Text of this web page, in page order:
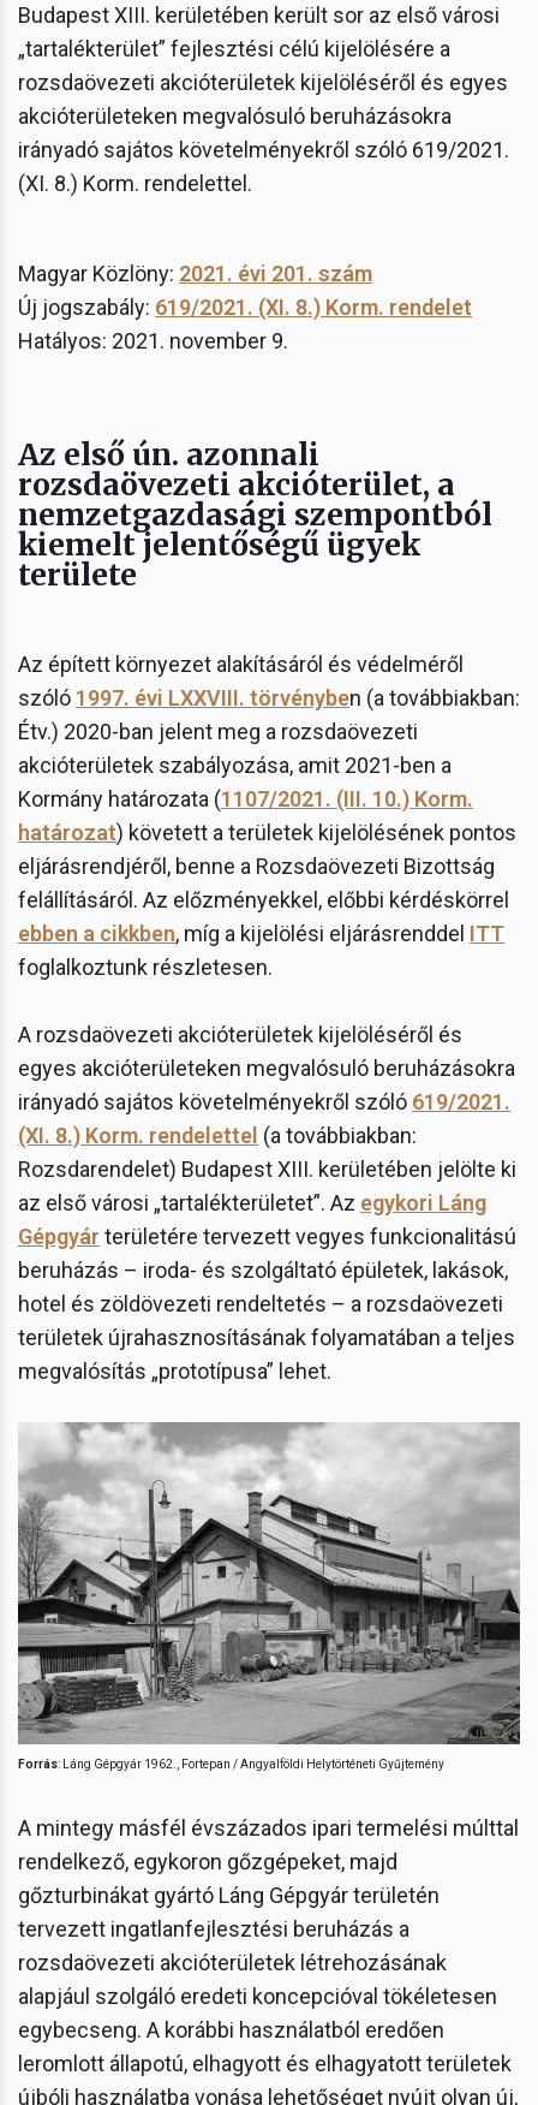
Budapest XIII. kerületében került sor az első városi
„tartalékterület” fejlesztési célú kijelölésére a
rozsdaövezeti akcióterületek kijelöléséről és egyes
akcióterületeken megvalósuló beruházásokra
irányadó sajátos követelményekről szóló 619/2021.
(XI. 8.) Korm. rendelettel.
Magyar Közlöny: 2021. évi 201. szám
Új jogszabály: 619/2021. (XI. 8.) Korm. rendelet
Hatályos: 2021. november 9.
Az első ún. azonnali
rozsdaövezeti akcióterület, a
nemzetgazdasági szempontból
kiemelt jelentőségű ügyek
területe
Az épített környezet alakításáról és védelméről
szóló 1997. évi LXXVIII. törvényben (a továbbiakban:
Étv.) 2020-ban jelent meg a rozsdaövezeti
akcióterületek szabályozása, amit 2021-ben a
Kormány határozata (1107/2021. (III. 10.) Korm.
határozat) követett a területek kijelölésének pontos
eljárásrendjéről, benne a Rozsdaövezeti Bizottság
felállításáról. Az előzményekkel, előbbi kérdéskörrel
ebben a cikkben, míg a kijelölési eljárásrenddel ITT
foglalkoztunk részletesen.
A rozsdaövezeti akcióterületek kijelöléséről és
egyes akcióterületeken megvalósuló beruházásokra
irányadó sajátos követelményekről szóló 619/2021.
(XI. 8.) Korm. rendelettel (a továbbiakban:
Rozsdarendelet) Budapest XIII. kerületében jelölte ki
az első városi „tartalékterületet”. Az egykori Láng
Gépgyár területére tervezett vegyes funkcionalitású
beruházás – iroda- és szolgáltató épületek, lakások,
hotel és zöldövezeti rendeltetés – a rozsdaövezeti
területek újrahasznosításának folyamatában a teljes
megvalósítás „prototípusa” lehet.
Forrás: Láng Gépgyár 1962., Fortepan / Angyalföldi Helytörténeti Gyűjtemény
A mintegy másfél évszázados ipari termelési múlttal
rendelkező, egykoron gőzgépeket, majd
gőzturbinákat gyártó Láng Gépgyár területén
tervezett ingatlanfejlesztési beruházás a
rozsdaövezeti akcióterületek létrehozásának
alapjául szolgáló eredeti koncepcióval tökéletesen
egybecseng. A korábbi használatból eredően
leromlott állapotú, elhagyott és elhagyatott területek
újbóli használatba vonása lehetőséget nyújt olyan új,